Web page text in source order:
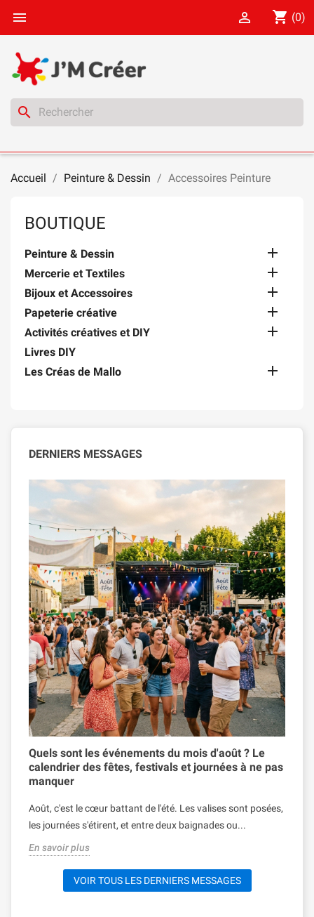
 shopping_cart (0)

search
Accueil Peinture & Dessin Accessoires Peinture
BOUTIQUE
Peinture & Dessin 
Mercerie et Textiles 
Bijoux et Accessoires 
Papeterie créative 
Activités créatives et DIY 
Livres DIY
Les Créas de Mallo

DERNIERS MESSAGES
Quels sont les événements du mois d'août ? Le
calendrier des fêtes, festivals et journées à ne pas
manquer
Août, c'est le cœur battant de l'été. Les valises sont posées,
les journées s'étirent, et entre deux baignades ou...
En savoir plus
VOIR TOUS LES DERNIERS MESSAGES